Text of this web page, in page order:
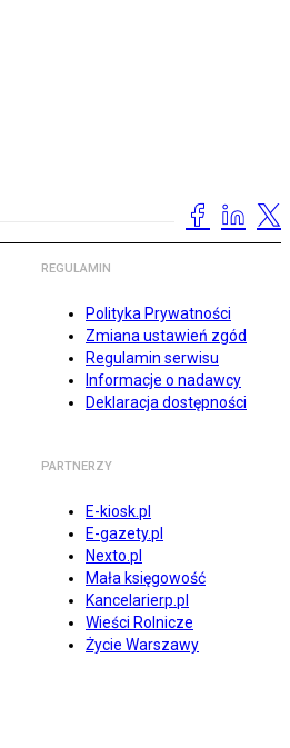
REGULAMIN
Polityka Prywatności
Zmiana ustawień zgód
Regulamin serwisu
Informacje o nadawcy
Deklaracja dostępności
PARTNERZY
E-kiosk.pl
E-gazety.pl
Nexto.pl
Mała księgowość
Kancelarierp.pl
Wieści Rolnicze
Życie Warszawy